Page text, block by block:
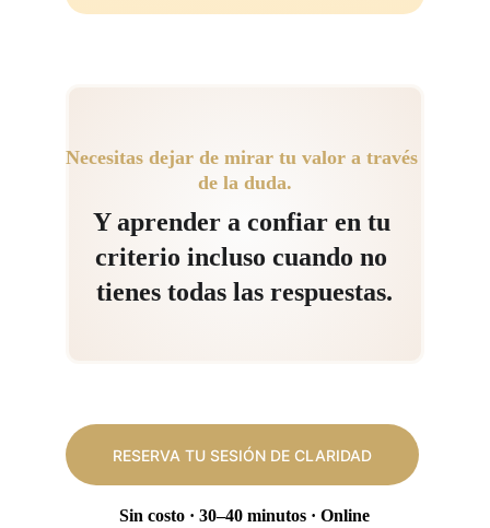
Necesitas dejar de mirar tu valor a través
de la duda.
Y aprender a confiar en tu
criterio incluso cuando no
tienes todas las respuestas.
Sin costo · 30–40 minutos · Online
RESERVA TU SESIÓN DE CLARIDAD